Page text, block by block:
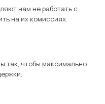
нам не работать с
на их комиссиях.
так, чтобы максимально